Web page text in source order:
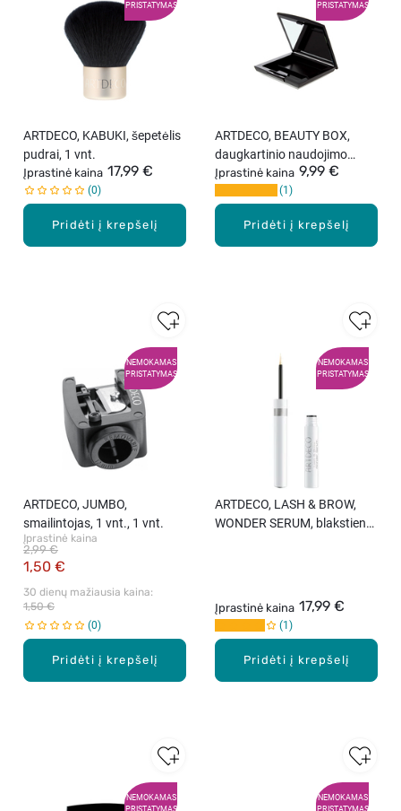
PRISTATYMAS
Pridėti į krepšelį
ARTDECO, KABUKI, šepetėlis
pudrai, 1 vnt.
Įprastinė kaina 17,99 €
0
PRISTATYMAS
Pridėti į krepšelį
ARTDECO, BEAUTY BOX,
daugkartinio naudojimo
dėžutė, 1 vnt.
Įprastinė kaina 9,99 €
1
NEMOKAMAS
PRISTATYMAS
Pridėti į krepšelį
ARTDECO, JUMBO,
smailintojas, 1 vnt., 1 vnt.
Įprastinė kaina
1,50 €
2,99 €
30 dienų mažiausia kaina:
1,50 €
0
NEMOKAMAS
PRISTATYMAS
Pridėti į krepšelį
ARTDECO, LASH & BROW,
WONDER SERUM, blakstienų
Įprastinė kaina 17,99 €
1
NEMOKAMAS
PRISTATYMAS
NEMOKAMAS
PRISTATYMAS